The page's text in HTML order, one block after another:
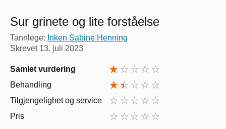
Sur grinete og lite forståelse
Tannlege: Inken Sabine Henning
Skrevet 13. juli 2023
Samlet vurdering
Behandling
Tilgjengelighet og service
Pris